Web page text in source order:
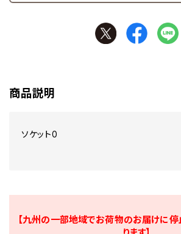
商品説明
ソケット0
【九州の一部地域でお荷物のお届けに停